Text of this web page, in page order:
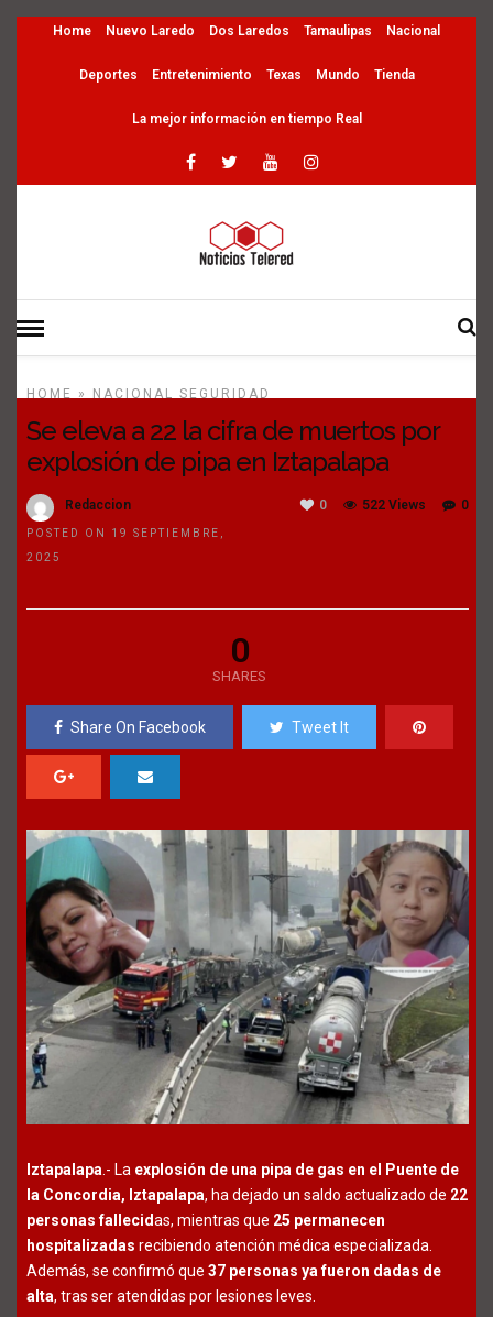
Home Nuevo Laredo Dos Laredos Tamaulipas Nacional
Deportes Entretenimiento Texas Mundo Tienda
La mejor información en tiempo Real
HOME » NACIONAL SEGURIDAD
Se eleva a 22 la cifra de muertos por
explosión de pipa en Iztapalapa
Redaccion
POSTED ON 19 SEPTIEMBRE,
2025
0
522 Views
0
0
SHARES
Share On Facebook Tweet It
Iztapalapa .- La explosión de una pipa de gas en el Puente de
la Concordia, Iztapalapa, ha dejado un saldo actualizado de 22
personas fallecidas, mientras que 25 permanecen
hospitalizadas recibiendo atención médica especializada.
Además, se confirmó que 37 personas ya fueron dadas de
alta, tras ser atendidas por lesiones leves.